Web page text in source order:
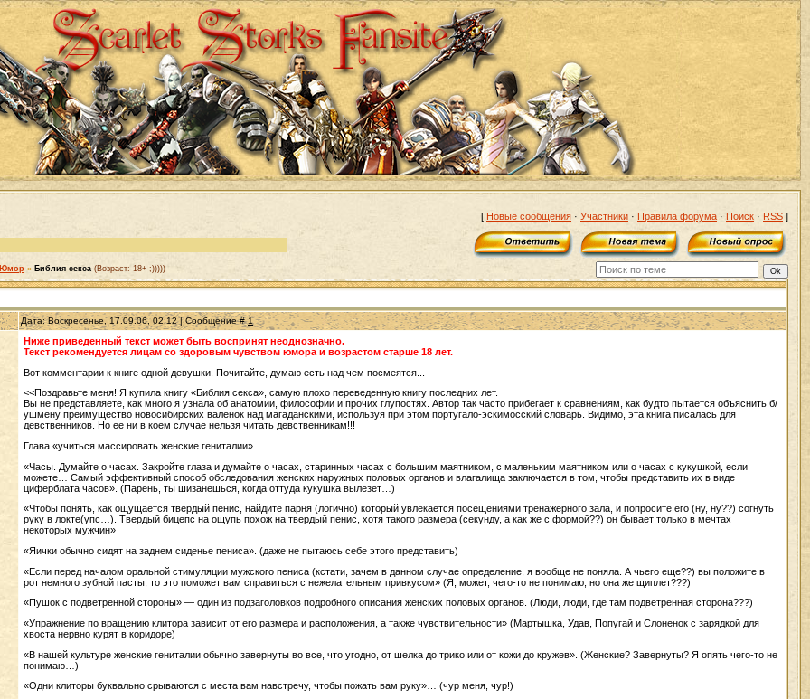
[ Новые сообщения · Участники · Правила форума · Поиск · RSS ]
Юмор » Библия секса (Возраст: 18+ ;)))))
Дата: Воскресенье, 17.09.06, 02:12 | Сообщение #1
Ниже приведенный текст может быть воспринят неоднозначно.
Текст рекомендуется лицам со здоровым чувством юмора и возрастом старше 18 лет.
Вот комментарии к книге одной девушки. Почитайте, думаю есть над чем посмеятся...
<<Поздравьте меня! Я купила книгу «Библия секса», самую плохо переведенную книгу последних лет.
Вы не представляете, как много я узнала об анатомии, философии и прочих глупостях. Автор так часто прибегает к сравнениям, как будто пытается объяснить б/
ушмену преимущество новосибирских валенок над магаданскими, используя при этом португало-эскимосский словарь. Видимо, эта книга писалась для
девственников. Но ее ни в коем случае нельзя читать девственникам!!!
Глава «учиться массировать женские гениталии»
«Часы. Думайте о часах. Закройте глаза и думайте о часах, старинных часах с большим маятником, с маленьким маятником или о часах с кукушкой, если
можете… Самый эффективный способ обследования женских наружных половых органов и влагалища заключается в том, чтобы представить их в виде
циферблата часов». (Парень, ты шизанешься, когда оттуда кукушка вылезет…)
«Чтобы понять, как ощущается твердый пенис, найдите парня (логично) который увлекается посещениями тренажерного зала, и попросите его (ну, ну??) согнуть
руку в локте(упс…). Твердый бицепс на ощупь похож на твердый пенис, хотя такого размера (секунду, а как же с формой??) он бывает только в мечтах
некоторых мужчин»
«Яички обычно сидят на заднем сиденье пениса». (даже не пытаюсь себе этого представить)
«Если перед началом оральной стимуляции мужского пениса (кстати, зачем в данном случае определение, я вообще не поняла. А чьего еще??) вы положите в
рот немного зубной пасты, то это поможет вам справиться с нежелательным привкусом» (Я, может, чего-то не понимаю, но она же щиплет???)
«Пушок с подветренной стороны» — один из подзаголовков подробного описания женских половых органов. (Люди, люди, где там подветренная сторона???)
«Упражнение по вращению клитора зависит от его размера и расположения, а также чувствительности» (Мартышка, Удав, Попугай и Слоненок с зарядкой для
хвоста нервно курят в коридоре)
«В нашей культуре женские гениталии обычно завернуты во все, что угодно, от шелка до трико или от кожи до кружев». (Женские? Завернуты? Я опять чего-то не
понимаю…)
«Одни клиторы буквально срываются с места вам навстречу, чтобы пожать вам руку»… (чур меня, чур!)